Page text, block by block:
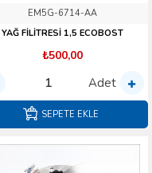
EM5G-6714-AA
YAĞ FİLİTRESİ 1,5 ECOBOST
₺500,00
Adet
SEPETE EKLE